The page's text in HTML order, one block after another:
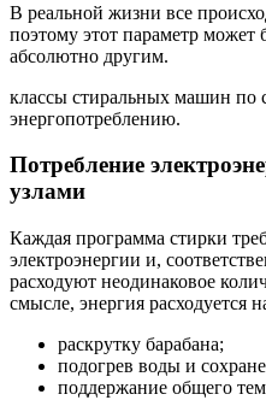
В реальной жизни все
поэтому этот параметр
абсолютно другим.
классы стиральных машин по
энергопотреблению.
Потребление
узлами
Каждая программа стирки
электроэнергии и,
расходуют неодинаковое
смысле, энергия расходуется
раскрутку барабана;
подогрев воды и
поддержание общего